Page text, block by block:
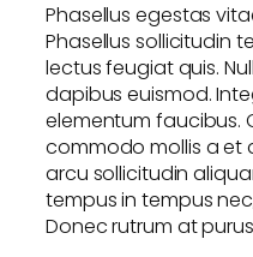
Phasellus egestas
Phasellus sollicitudin
lectus feugiat quis.
dapibus euismod.
elementum faucibus.
commodo mollis a et
arcu sollicitudin
tempus in tempus
Donec rutrum at